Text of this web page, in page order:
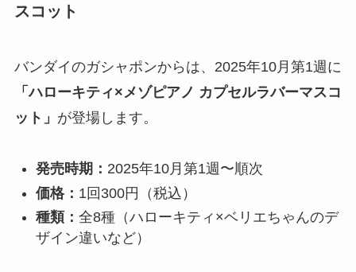
スコット
バンダイのガシャポンからは、2025年10月第1週に
「ハローキティ×メゾピアノ カプセルラバーマスコ
ット」 が登場します。
発売時期： 2025年10月第1週〜順次
価格： 1回300円（税込）
種類： 全8種（ハローキティ×ベリエちゃんのデ
ザイン違いなど）